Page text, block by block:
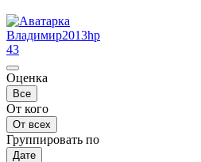
Владимир2013hp
43
Оценка
Все
От кого
От всех
Группировать по
Дате